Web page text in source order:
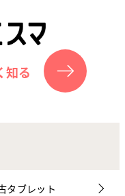
知る
タブレット